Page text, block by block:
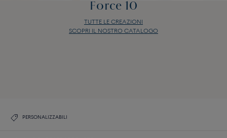
Force 10
TUTTE LE CREAZIONI
SCOPRI IL NOSTRO CATALOGO
PERSONALIZZABILI